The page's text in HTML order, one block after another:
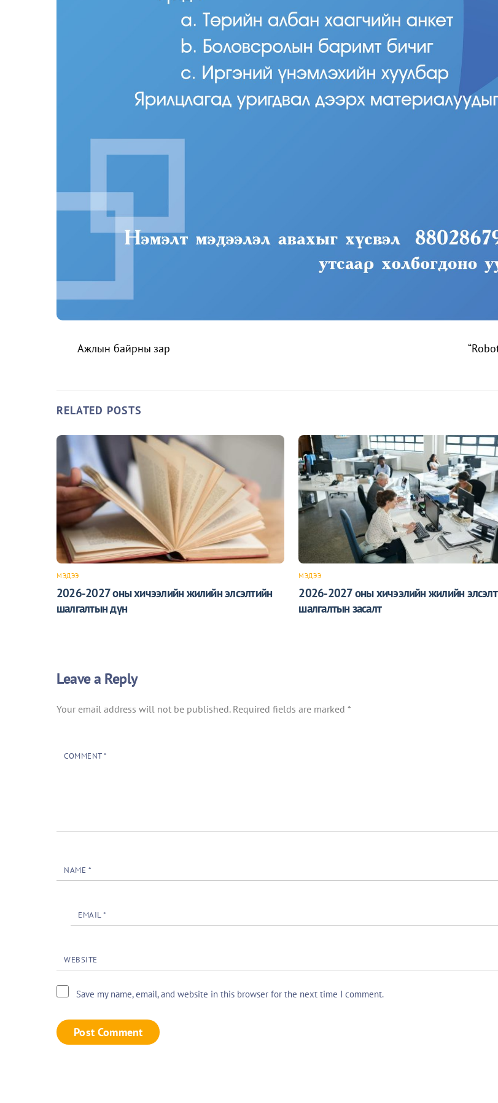
Ажлын байрны зар
RELATED POSTS
МЭДЭЭ
2026-2027 оны хичээлийн жилийн элсэлтийн
шалгалтын дүн
МЭДЭЭ
2026-2027 оны хичээлийн жилийн
шалгалтын засалт
Leave a Reply
Your email address will not be published. Required fields are marked *
COMMENT*
NAME *
EMAIL*
WEBSITE
Save my name, email, and website in this browser for the next time I comment.